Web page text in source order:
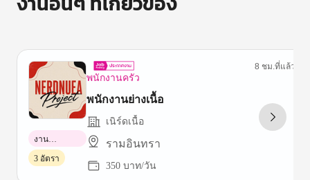
พนักงานครัว
8 ชม.ที่แล้ว
พนักงานย่างเนื้อ
เนิร์ดเนื้อ
รามอินทรา
350 บาท/วัน
งาน
พาร์ทไทม์
3 อัตรา